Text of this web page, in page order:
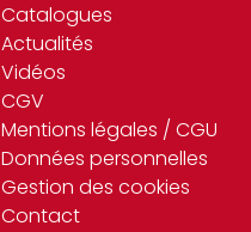
Catalogues
Actualités
Vidéos
CGV
Mentions légales / CGU
Données personnelles
Gestion des cookies
Contact